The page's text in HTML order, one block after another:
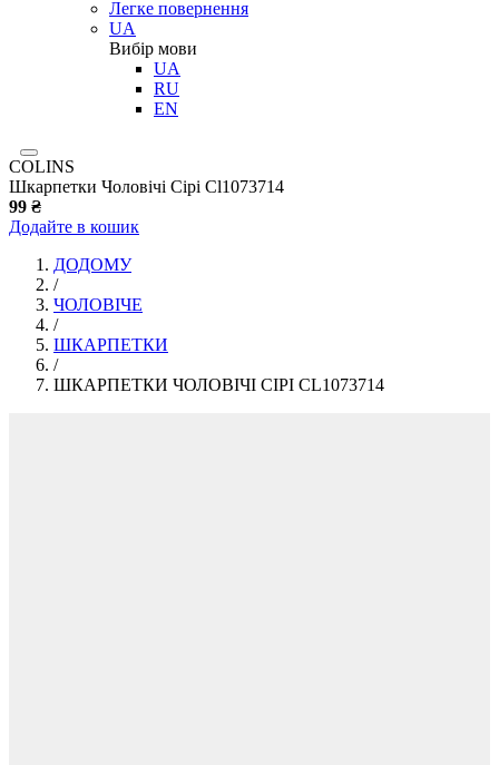
Легке повернення
UA
Вибір мови
UA
RU
EN
COLINS
Шкарпетки Чоловічі Сірі Cl1073714
99 ₴
Додайте в кошик
ДОДОМУ
/
ЧОЛОВІЧЕ
/
ШКАРПЕТКИ
/
ШКАРПЕТКИ ЧОЛОВІЧІ СІРІ CL1073714